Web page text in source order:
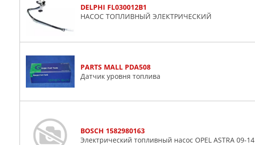
STARTVOLT
VDO
Volvo
DELPHI FL030012B1
НАСОС ТОПЛИВНЫЙ ЭЛЕКТРИЧЕСКИЙ
PARTS MALL PDA508
Датчик уровня топлива
BOSCH 1582980163
Электрический топливный насос OPEL ASTRA 09-14